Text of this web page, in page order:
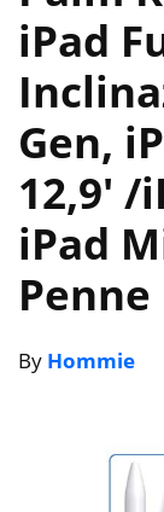
iPad
Gen,
12,9′
iPad
Penne
By Hommie